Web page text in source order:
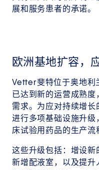
展和服务患者的承诺。
欧洲基地扩容，
Vetter斐特位于奥地利
已达到新的运营成熟
需求。为应对持续增
进行多项基础设施升级
床试验用药品的生产流
这些升级包括：增设新
新增配液室，以及提